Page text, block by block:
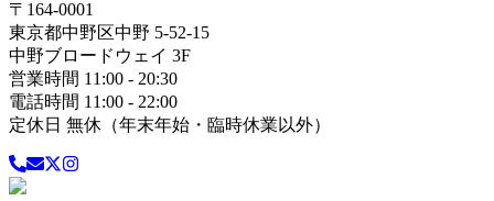
〒 164-0001
東京都中野区中野 5-52-15
中野ブロードウェイ 3F
営業時間 11:00 - 20:30
電話時間 11:00 - 22:00
定休日 無休（年末年始・臨時休業以外）